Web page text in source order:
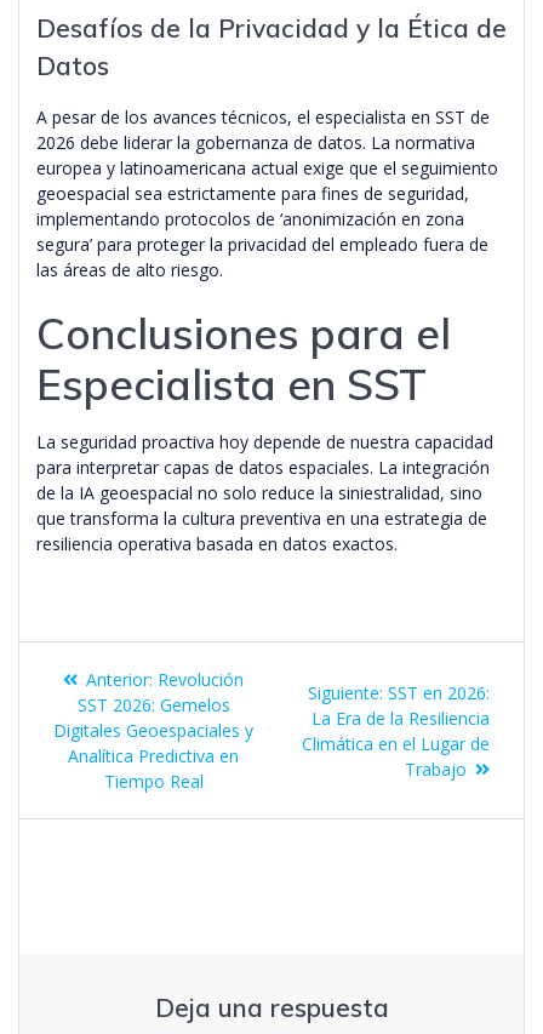
Desafíos de la Privacidad y la Ética de
Datos
A pesar de los avances técnicos, el especialista en SST de
2026 debe liderar la gobernanza de datos. La normativa
europea y latinoamericana actual exige que el seguimiento
geoespacial sea estrictamente para fines de seguridad,
implementando protocolos de ‘anonimización en zona
segura’ para proteger la privacidad del empleado fuera de
las áreas de alto riesgo.
Conclusiones para el
Especialista en SST
La seguridad proactiva hoy depende de nuestra capacidad
para interpretar capas de datos espaciales. La integración
de la IA geoespacial no solo reduce la siniestralidad, sino
que transforma la cultura preventiva en una estrategia de
resiliencia operativa basada en datos exactos.
Anterior: Revolución
SST 2026: Gemelos
Digitales Geoespaciales y
Analítica Predictiva en
Tiempo Real
Siguiente: SST en 2026:
La Era de la Resiliencia
Climática en el Lugar de
Trabajo
Deja una respuesta